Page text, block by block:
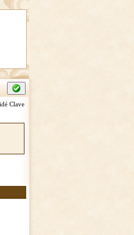
Clave